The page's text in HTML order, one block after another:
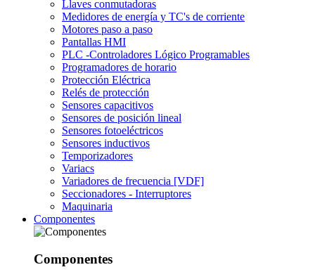
Llaves conmutadoras
Medidores de energía y TC's de corriente
Motores paso a paso
Pantallas HMI
PLC -Controladores Lógico Programables
Programadores de horario
Protección Eléctrica
Relés de protección
Sensores capacitivos
Sensores de posición lineal
Sensores fotoeléctricos
Sensores inductivos
Temporizadores
Variacs
Variadores de frecuencia [VDF]
Seccionadores - Interruptores
Maquinaria
Componentes
Componentes